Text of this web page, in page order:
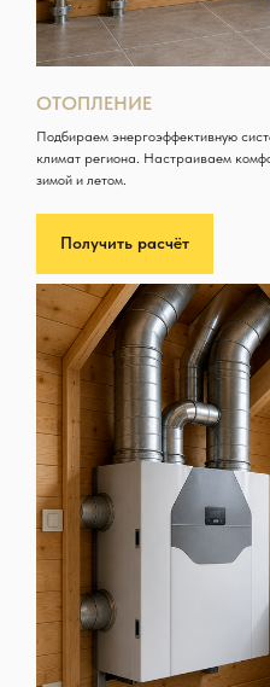
ОТОПЛЕНИЕ
Подбираем энергоэффективную
климат региона. Настраиваем
зимой и летом.
Получить расчёт